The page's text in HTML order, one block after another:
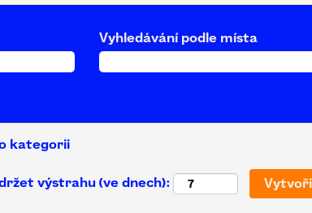
Vyhledávání podle místa
kategorii
výstrahu (ve dnech):